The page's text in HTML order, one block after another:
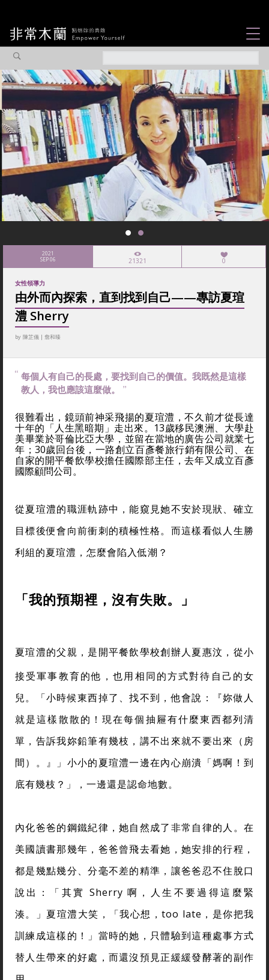
觀點專欄
焦點企劃
社會企業
認識我們
2021
SEP 06 21321 0
女性領導力
由外而內探索，直到找到自己——專訪夏瑄
澧 Sherry
by 陳芷儀 | 詹和臻
每個人有自己的長處，要找到自己的價值。我既然是這樣
教人，我也應該這麼做。
很難看出，鏡頭前神采飛揚的夏瑄澧，不久前才從長達
十年的「人生黑暗期」走出來。13歲移民澳洲、大學赴
美畢業於哥倫比亞大學，並留在當地的廣告公司就業七
年；30歲回台後，一路創立百彥餐旅行銷有限公司、在
自家的開平餐飲學校擔任國際部主任，去年又成立百彥
國際顧問公司。
從夏瑄澧的職涯軌跡中，能窺見她不安於現狀、確立
目標後便會向前衝刺的積極性格。而這樣看似人生勝
利組的夏瑄澧，怎麼會陷入低潮？
「我的預期裡，沒有失敗。」
夏瑄澧的父親，是開平餐飲學校創辦人夏惠汶，從小
接受軍事教育的他，也用相同的方式對待自己的女
兒。「小時候東西掉了、找不到，他會說：『妳做人
就是這樣散散的！現在每個抽屜有什麼東西都列清
單，告訴我妳鉛筆有幾枝，講不出來就不要出來（房
間）。』」小小的夏瑄澧一邊在內心崩潰「媽啊！到
底有幾枝？」，一邊還是認命地數。
內化爸爸的鋼鐵紀律，她自然成了非常自律的人。在
美國讀書那幾年，爸爸曾飛去看她，她安排的行程，
都是幾點幾分、分毫不差的精準，讓爸爸忍不住脫口
說出：「其實 Sherry 啊，人生不要過得這麼緊
湊。」夏瑄澧大笑，「我心想，too late，是你把我
訓練成這樣的！」當時的她，只體驗到這種處事方式
替人生帶來的好處，而還沒預見正緩緩發酵著的副作